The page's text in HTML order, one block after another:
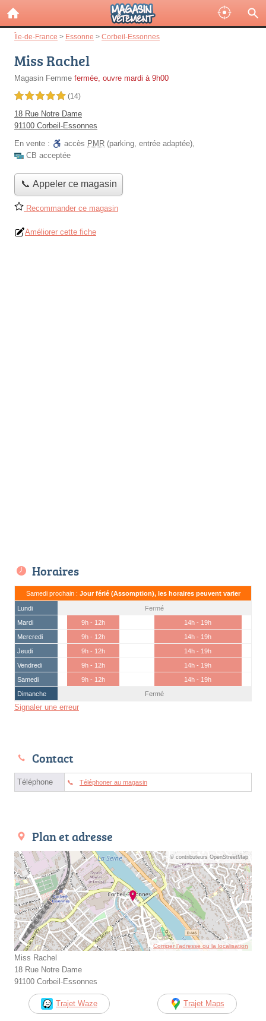
Île-de-France > Essonne > Corbeil-Essonnes
Miss Rachel
Magasin Femme fermée, ouvre mardi à 9h00
5,0 étoiles sur 5 (14)
18 Rue Notre Dame
91100 Corbeil-Essonnes
En vente :
accès PMR (parking, entrée adaptée),
CB acceptée
📞 Appeler ce magasin
Recommander ce magasin
Améliorer cette fiche
Horaires
Samedi prochain : Jour férié (Assomption), les horaires peuvent varier
Lundi
Fermé
Mardi
9h - 12h
14h - 19h
Mercredi
9h - 12h
14h - 19h
Jeudi
9h - 12h
14h - 19h
Vendredi
9h - 12h
14h - 19h
Samedi
9h - 12h
14h - 19h
Dimanche
Fermé
Signaler une erreur
Contact
Téléphone Téléphoner au magasin
Plan et adresse
© contributeurs OpenStreetMap
Corriger l’adresse ou la localisation
Miss Rachel
18 Rue Notre Dame
91100 Corbeil-Essonnes
Trajet Waze Trajet Maps